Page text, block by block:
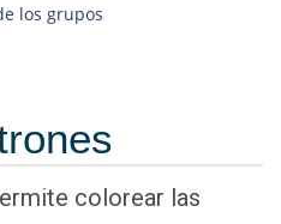
los grupos
colorear las